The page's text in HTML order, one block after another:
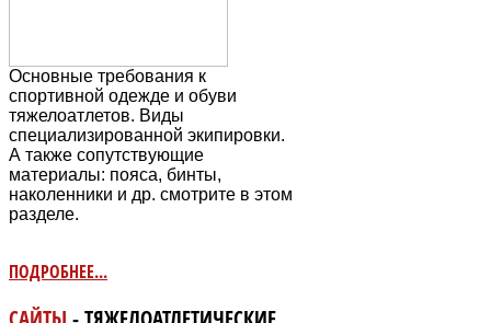
Основные требования к
спортивной одежде и обуви
тяжелоатлетов. Виды
специализированной экипировки.
А также сопутствующие
материалы: пояса, бинты,
наколенники и др. смотрите в этом
разделе.
ПОДРОБНЕЕ...